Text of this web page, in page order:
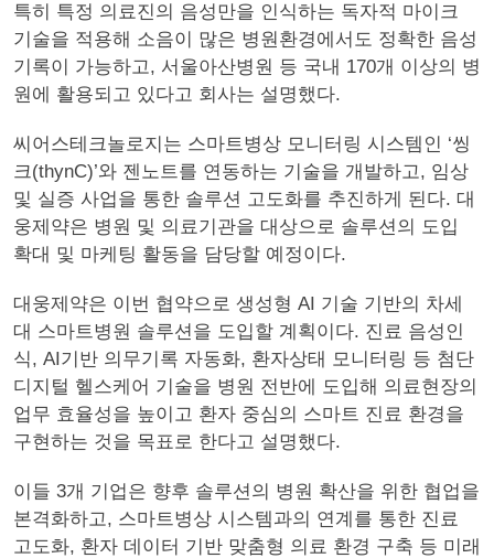
특히 특정 의료진의 음성만을 인식하는 독자적 마이크
기술을 적용해 소음이 많은 병원환경에서도 정확한 음성
기록이 가능하고, 서울아산병원 등 국내 170개 이상의 병
원에 활용되고 있다고 회사는 설명했다.
씨어스테크놀로지는 스마트병상 모니터링 시스템인 ‘씽
크(thynC)’와 젠노트를 연동하는 기술을 개발하고, 임상
및 실증 사업을 통한 솔루션 고도화를 추진하게 된다. 대
웅제약은 병원 및 의료기관을 대상으로 솔루션의 도입
확대 및 마케팅 활동을 담당할 예정이다.
대웅제약은 이번 협약으로 생성형 AI 기술 기반의 차세
대 스마트병원 솔루션을 도입할 계획이다. 진료 음성인
식, AI기반 의무기록 자동화, 환자상태 모니터링 등 첨단
디지털 헬스케어 기술을 병원 전반에 도입해 의료현장의
업무 효율성을 높이고 환자 중심의 스마트 진료 환경을
구현하는 것을 목표로 한다고 설명했다.
이들 3개 기업은 향후 솔루션의 병원 확산을 위한 협업을
본격화하고, 스마트병상 시스템과의 연계를 통한 진료
고도화, 환자 데이터 기반 맞춤형 의료 환경 구축 등 미래